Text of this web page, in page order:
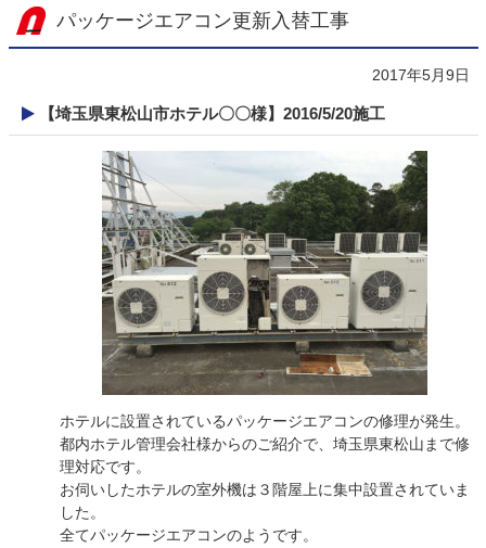
パッケージエアコン更新入替工事
2017年5月9日
【埼玉県東松山市ホテル〇〇様】2016/5/20施工
ホテルに設置されているパッケージエアコンの修理が発生。
都内ホテル管理会社様からのご紹介で、埼玉県東松山まで修
理対応です。
お伺いしたホテルの室外機は３階屋上に集中設置されていま
した。
全てパッケージエアコンのようです。